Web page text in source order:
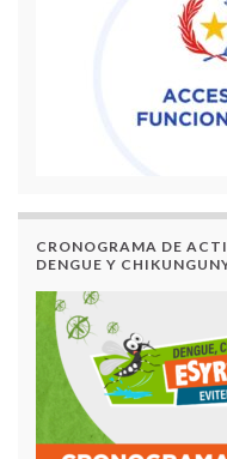
CRONOGRAMA DE
DENGUE Y